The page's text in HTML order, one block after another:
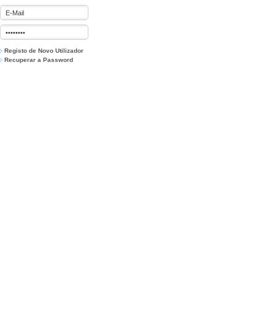
Registo de Novo Utilizador
Recuperar a Password